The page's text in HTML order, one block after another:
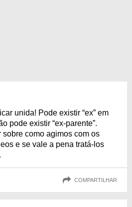
unida! Pode existir “ex” em
pode existir “ex-parente”.
como agimos com os
e se vale a pena tratá-los
COMPARTILHAR